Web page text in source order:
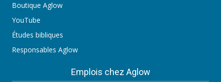
Boutique Aglow
YouTube
Études bibliques
Responsables Aglow
Emplois chez Aglow